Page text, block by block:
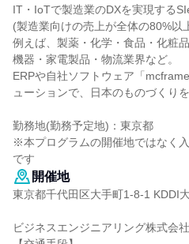
IT・IoTで製造業のDXを実現する
(製造業向けの売上が全体の80%以
例えば、製薬・化学・食品・化粧
機器・家電製品・物流業界など。
ERPや自社ソフトウェア「
ューションで、日本のものづくり
勤務地(勤務予定地)：東京都
※本プログラムの開催地ではなく
です
開催地
東京都千代田区大手町1-8-1 KDDI
ビジネスエンジニアリング株式会